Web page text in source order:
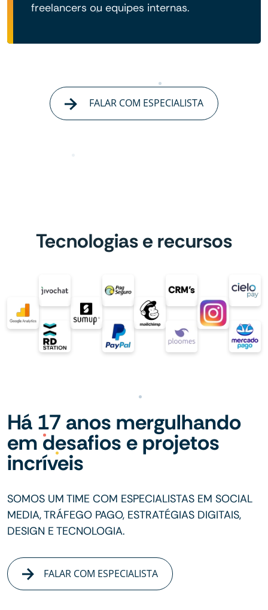
freelancers ou equipes internas.
FALAR COM ESPECIALISTA
Tecnologias e recursos
Há 17 anos mergulhando
em desafios e projetos
incríveis
SOMOS UM TIME COM ESPECIALISTAS EM SOCIAL
MEDIA, TRÁFEGO PAGO, ESTRATÉGIAS DIGITAIS,
DESIGN E TECNOLOGIA.
FALAR COM ESPECIALISTA